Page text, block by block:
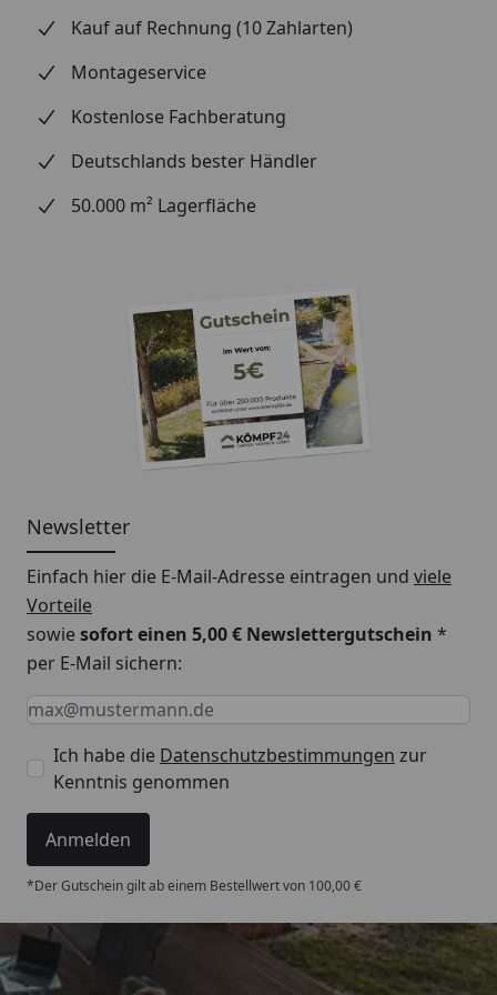
mit silikonfreien Montagekleber
Profilart:
eckig
Abmessung:
Gesamtstärke:
Deckmaß:
Kauf auf Rechnung (10 Zahlarten)
Montageservice
Kostenlose Fachberatung
Deutschlands bester Händler
50.000 m² Lagerfläche
Newsletter
Einfach hier die E-Mail-Adresse eintragen und viele
Vorteile
sowiesofort einen 5,00 € Newslettergutschein *
per E-Mail sichern:
Keine Eingabe erforderlich
Eingabe erforderlich
E-Mail *
Ich habe die Datenschutzbestimmungen zur
Kenntnis genommen
Anmelden
*Der Gutschein gilt ab einem Bestellwert von 100,00 €